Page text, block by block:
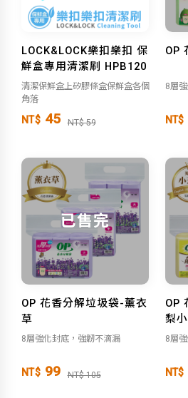
LOCK&LOCK樂扣樂扣 保
鮮盒專用清潔刷 HPB120
清潔保鮮盒上矽膠條盒保鮮盒各個
角落
NT$ 45 NT$ 59
OP
8層
NT$
已售完
OP 花香分解垃圾袋-薰衣
草
8層強化封底，強韌不滴漏
NT$ 99 NT$ 105
OP
梨
8層
NT$